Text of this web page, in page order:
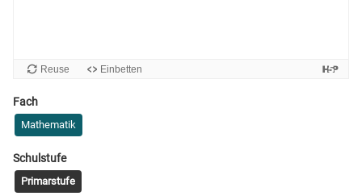
Fach
Mathematik
Schulstufe
Primarstufe